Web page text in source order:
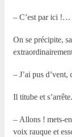
– C’est par ici
On se précipite,
– J’ai pus
Il titube et s’arrête.
– Allons ! mets-
voix rauque et